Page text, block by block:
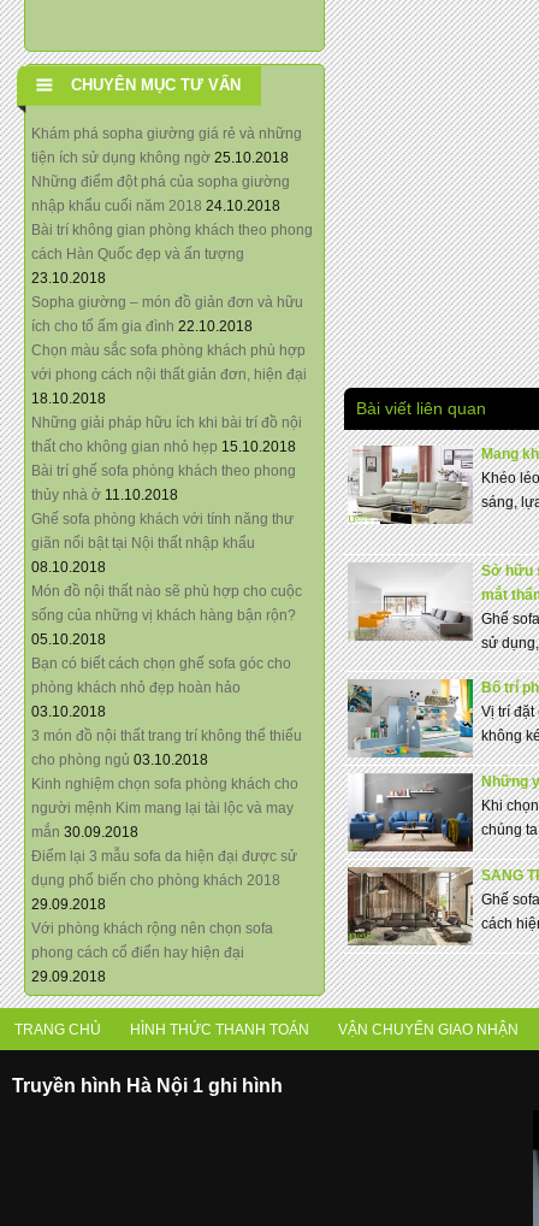
CHUYÊN MỤC TƯ VẤN
Khám phá sopha giường giá rẻ và những
tiện ích sử dụng không ngờ 25.10.2018
Những điểm đột phá của sopha giường
nhập khẩu cuối năm 2018 24.10.2018
Bài trí không gian phòng khách theo phong
cách Hàn Quốc đẹp và ấn tượng
23.10.2018
Sopha giường – món đồ giản đơn và hữu
ích cho tổ ấm gia đình 22.10.2018
Chọn màu sắc sofa phòng khách phù hợp
với phong cách nội thất giản đơn, hiện đại
18.10.2018
Những giải pháp hữu ích khi bài trí đồ nội
thất cho không gian nhỏ hẹp 15.10.2018
Bài trí ghế sofa phòng khách theo phong
thủy nhà ở 11.10.2018
Ghế sofa phòng khách với tính năng thư
giãn nổi bật tại Nội thất nhập khẩu
08.10.2018
Món đồ nội thất nào sẽ phù hợp cho cuộc
sống của những vị khách hàng bận rộn?
05.10.2018
Bạn có biết cách chọn ghế sofa góc cho
phòng khách nhỏ đẹp hoàn hảo
03.10.2018
3 món đồ nội thất trang trí không thể thiếu
cho phòng ngủ 03.10.2018
Kinh nghiệm chọn sofa phòng khách cho
người mệnh Kim mang lại tài lộc và may
mắn 30.09.2018
Điểm lại 3 mẫu sofa da hiện đại được sử
dụng phổ biến cho phòng khách 2018
29.09.2018
Với phòng khách rộng nên chọn sofa
phong cách cổ điển hay hiện đại
29.09.2018
Bài viết liên quan
Mang
Khéo
sáng,
Sở hữu
mắt
Ghế
sử
Bố trí
Vị trí đặt
không
Những
Khi
chúng
SANG
Ghế
cách
TRANG CHỦ HÌNH THỨC THANH TOÁN VẬN CHUYỂN GIAO NHẬN
Truyền hình Hà Nội 1 ghi hình